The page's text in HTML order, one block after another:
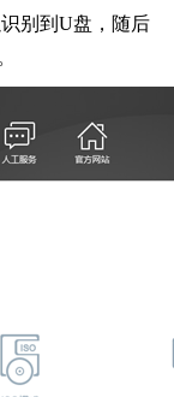
别到U盘，随后